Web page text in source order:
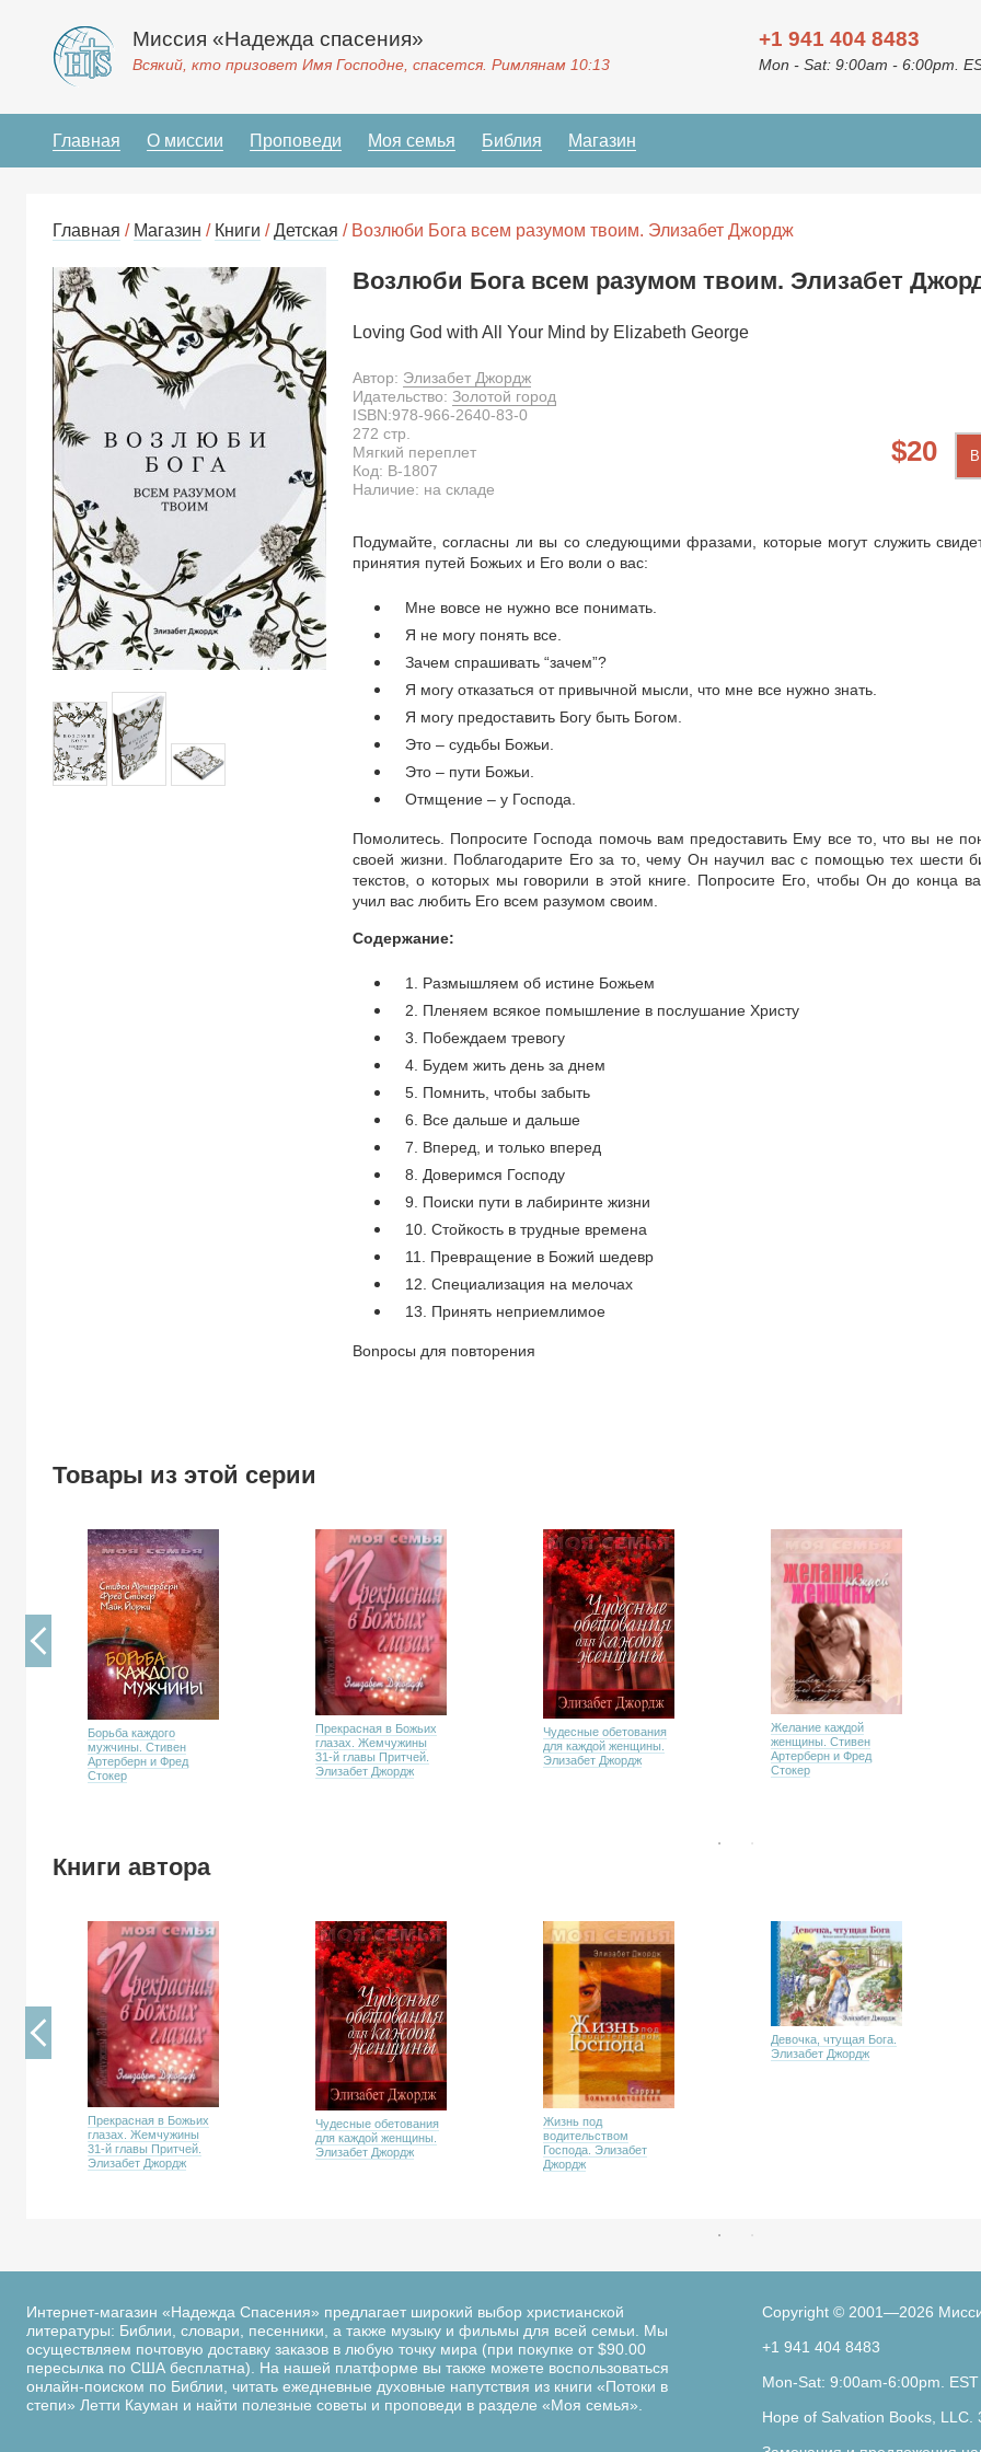
Миссия «Надежда спасения»
Всякий, кто призовет Имя Господне, спасется. Римлянам 10:13
+1 941 404 8483
Mon - Sat: 9:00am - 6:00pm.
Главная О миссии Проповеди Моя семья Библия Магазин
Главная / Магазин / Книги /Детская / Возлюби Бога всем разумом твоим. Элизабет Джордж
Возлюби Бога всем разумом твоим. Элизабет
Loving God with All Your Mind by Elizabeth George
Автор: Элизабет Джордж
Идательство: Золотой город
20
ISBN:978-966-2640-83-0
272 стр.
Мягкий переплет
Код: B-1807
Наличие: на складе
Подумайте, согласны ли вы со следующими фразами, которые могут служить
принятия путей Божьих и Его воли о вас:
Мне вовсе не нужно все понимать.
Я не могу понять все.
Зачем спрашивать “зачем”?
Я могу отказаться от привычной мысли, что мне все нужно знать.
Я могу предоставить Богу быть Богом.
Это – судьбы Божьи.
Это – пути Божьи.
Отмщение – у Господа.
Помолитесь. Попросите Господа помочь вам предоставить Ему все то, что вы не
своей жизни. Поблагодарите Его за то, чему Он научил вас с помощью тех шести
текстов, о которых мы говорили в этой книге. Попросите Его, чтобы Он до конца
учил вас любить Его всем разумом своим.
Содержание:
1. Размышляем об истине Божьем
2. Пленяем всякое помышление в послушание Христу
3. Побеждаем тревогу
4. Будем жить день за днем
5. Помнить, чтобы забыть
6. Все дальше и дальше
7. Вперед, и только вперед
8. Доверимся Господу
9. Поиски пути в лабиринте жизни
10. Стойкость в трудные времена
11. Превращение в Божий шедевр
12. Специализация на мелочах
13. Принять неприемлимое
Bonpocы для повторения
Товары из этой серии
Борьба каждого
мужчины. Стивен
Артерберн и Фред
Стокер
Прекрасная в Божьих
глазах. Жемчужины
31-й главы Притчей.
Элизабет Джордж
Чудесные обетования
для каждой женщины.
Элизабет Джордж
Желание каждой
женщины. Стивен
Артерберн и Фред
Стокер
Книги автора
Прекрасная в Божьих
глазах. Жемчужины
31-й главы Притчей.
Элизабет Джордж
Чудесные обетования
для каждой женщины.
Элизабет Джордж
Жизнь под
водительством
Господа. Элизабет
Джордж
Девочка, чтущая Бога.
Элизабет Джордж
Интернет-магазин «Надежда Спасения» предлагает широкий выбор христианской
литературы: Библии, словари, песенники, а также музыку и фильмы для всей семьи. Мы
осуществляем почтовую доставку заказов в любую точку мира (при покупке от $90.00
пересылка по США бесплатна). На нашей платформе вы также можете воспользоваться
онлайн-поиском по Библии, читать ежедневные духовные напутствия из книги «Потоки в
степи» Летти Кауман и найти полезные советы и проповеди в разделе «Моя семья».
Copyright © 2001—2026
+1 941 404 8483
Mon-Sat: 9:00am-6:00pm. EST
Hope of Salvation Books, LLC.